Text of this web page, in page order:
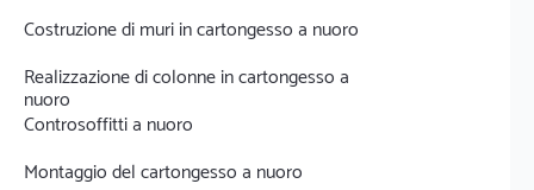
Costruzione di muri in cartongesso a nuoro
Realizzazione di colonne in cartongesso a
nuoro
Controsoffitti a nuoro
Montaggio del cartongesso a nuoro